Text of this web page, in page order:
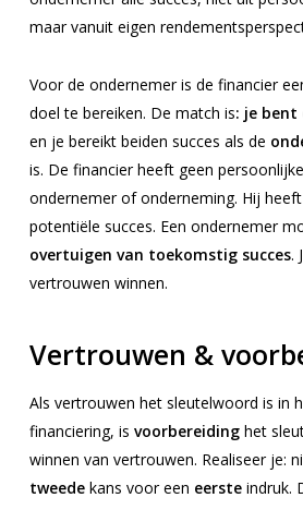
maar vanuit eigen
Voor de ondernemer is de financier
doel te bereiken. De match is: je bent
en je bereikt beiden succes als de
is. De financier heeft geen
ondernemer of onderneming. Hij
potentiële succes. Een ondernemer
overtuigen van toekomstig succes.
vertrouwen winnen.
Vertrouwen &
Als vertrouwen het sleutelwoord is in
financiering, is voorbereidinghet
winnen van vertrouwen. Realiseer je:
tweedekans voor een eersteindruk.